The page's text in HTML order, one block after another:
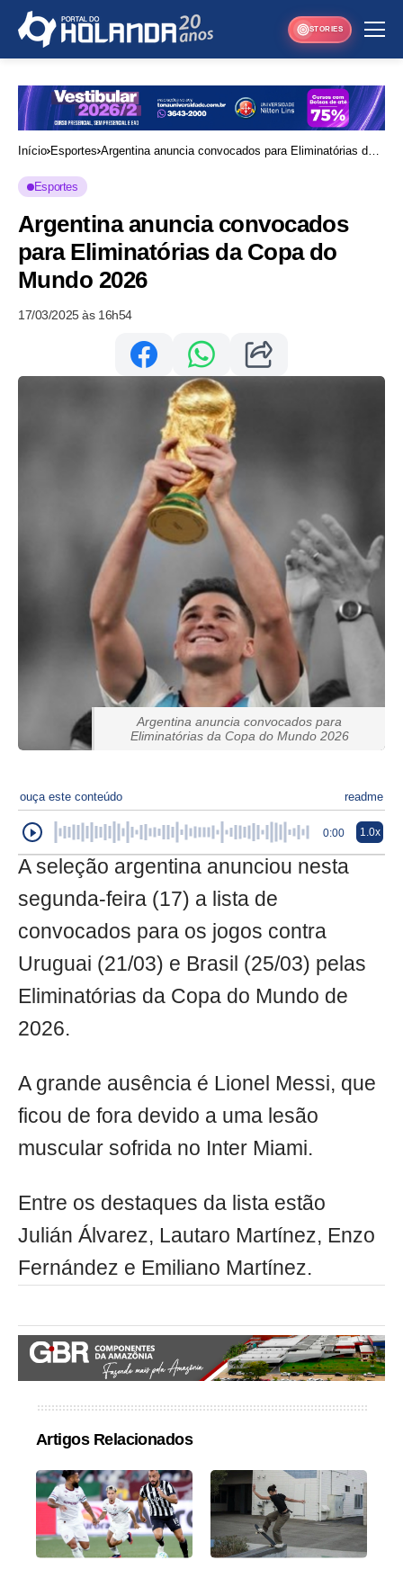
STORIES
Início Esportes Argentina anuncia convocados para Eliminatórias da
Esportes
Argentina anuncia convocados
para Eliminatórias da Copa do
Mundo 2026
17/03/2025 às 16h54
Argentina anuncia convocados para
Eliminatórias da Copa do Mundo 2026
ouça este conteúdo readme
0:00 1.0x
A seleção argentina anunciou nesta
segunda-feira (17) a lista de
convocados para os jogos contra
Uruguai (21/03) e Brasil (25/03) pelas
Eliminatórias da Copa do Mundo de
2026.
A grande ausência é Lionel Messi, que
ficou de fora devido a uma lesão
muscular sofrida no Inter Miami.
Entre os destaques da lista estão
Julián Álvarez, Lautaro Martínez, Enzo
Fernández e Emiliano Martínez.
Artigos Relacionados